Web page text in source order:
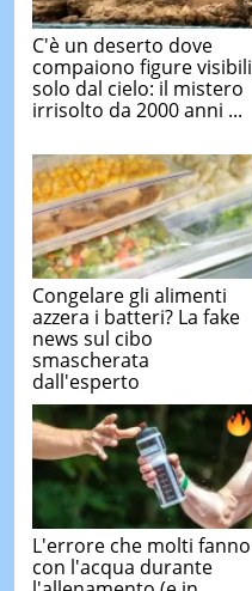
C'è un deserto dove
compaiono figure visibili
solo dal cielo: il mistero
irrisolto da 2000 anni ...
Congelare gli alimenti
azzera i batteri? La fake
news sul cibo
smascherata
dall'esperto
L'errore che molti fanno
con l'acqua durante